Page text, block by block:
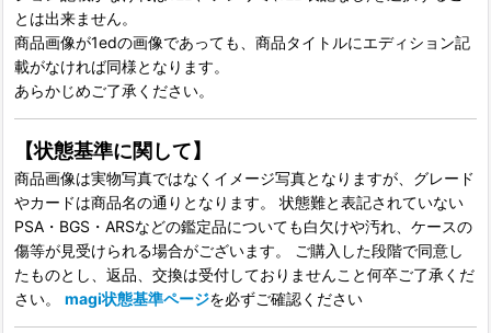
とは出来ません。
商品画像が1edの画像であっても、商品タイトルにエディション記
載がなければ同様となります。
あらかじめご了承ください。
【状態基準に関して】
商品画像は実物写真ではなくイメージ写真となりますが、グレード
やカードは商品名の通りとなります。 状態難と表記されていない
PSA・BGS・ARSなどの鑑定品についても白欠けや汚れ、ケースの
傷等が見受けられる場合がございます。 ご購入した段階で同意し
たものとし、返品、交換は受付しておりませんこと何卒ご了承くだ
さい。 magi状態基準ページを必ずご確認ください